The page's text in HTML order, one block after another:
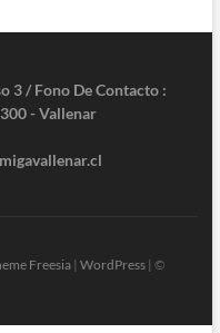
3 / Fono De Contacto :
- Vallenar
Freesia| WordPress| ©